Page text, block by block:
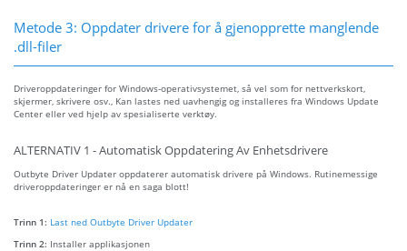
Metode 3: Oppdater drivere for å gjenopprette manglende
.dll-filer
Driveroppdateringer for Windows-operativsystemet, så vel som for nettverkskort,
skjermer, skrivere osv., Kan lastes ned uavhengig og installeres fra Windows Update
Center eller ved hjelp av spesialiserte verktøy.
ALTERNATIV 1 - Automatisk Oppdatering Av Enhetsdrivere
Outbyte Driver Updater oppdaterer automatisk drivere på Windows. Rutinemessige
driveroppdateringer er nå en saga blott!
Trinn 1: Last ned Outbyte Driver Updater
Trinn 2: Installer applikasjonen